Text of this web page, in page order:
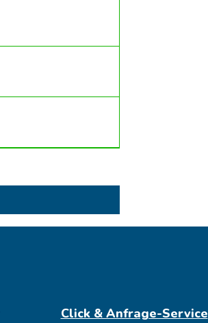
Click & Anfrage-Service